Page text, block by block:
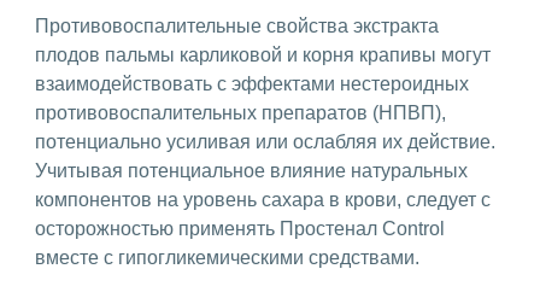
Противовоспалительные свойства экстракта
плодов пальмы карликовой и корня крапивы могут
взаимодействовать с эффектами нестероидных
противовоспалительных препаратов (НПВП),
потенциально усиливая или ослабляя их действие.
Учитывая потенциальное влияние натуральных
компонентов на уровень сахара в крови, следует с
осторожностью применять Простенал Control
вместе с гипогликемическими средствами.